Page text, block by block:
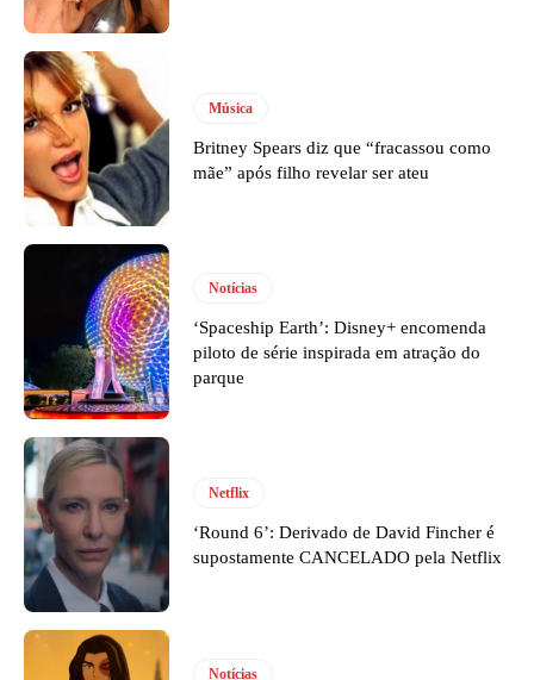
Música
Britney Spears diz que “fracassou como
mãe” após filho revelar ser ateu
Notícias
‘Spaceship Earth’: Disney+ encomenda
piloto de série inspirada em atração do
parque
Netflix
‘Round 6’: Derivado de David Fincher é
supostamente CANCELADO pela Netflix
Notícias